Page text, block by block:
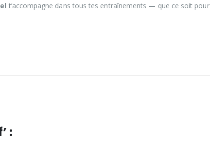
t’accompagne dans tous tes entraînements — que ce soit pour
: